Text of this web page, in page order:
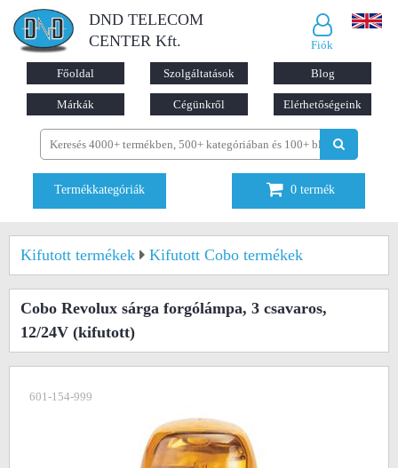
DND TELECOM
CENTER Kft.
Fiók
Főoldal Szolgáltatások Blog
Márkák Cégünkről Elérhetőségeink
Termékkategóriák 0 termék
Kifutott termékek Kifutott Cobo termékek
Cobo Revolux sárga forgólámpa, 3 csavaros,
12/24V (kifutott)
601-154-999